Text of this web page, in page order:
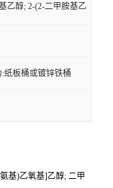
乙醇; 2-(2-二甲胺基乙
纸板桶或镀锌铁桶
基)乙氧基]乙醇; 二甲